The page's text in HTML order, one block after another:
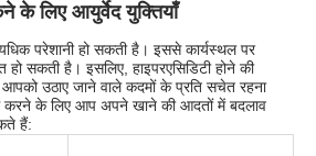
के लिए आयुर्वेद युक्तियाँ
परेशानी हो सकती है। इससे कार्यस्थल पर
हो सकती है। इसलिए, हाइपरएसिडिटी होने की
उठाए जाने वाले कदमों के प्रति सचेत रहना
करने के लिए आप अपने खाने की आदतों में बदलाव
हैं: